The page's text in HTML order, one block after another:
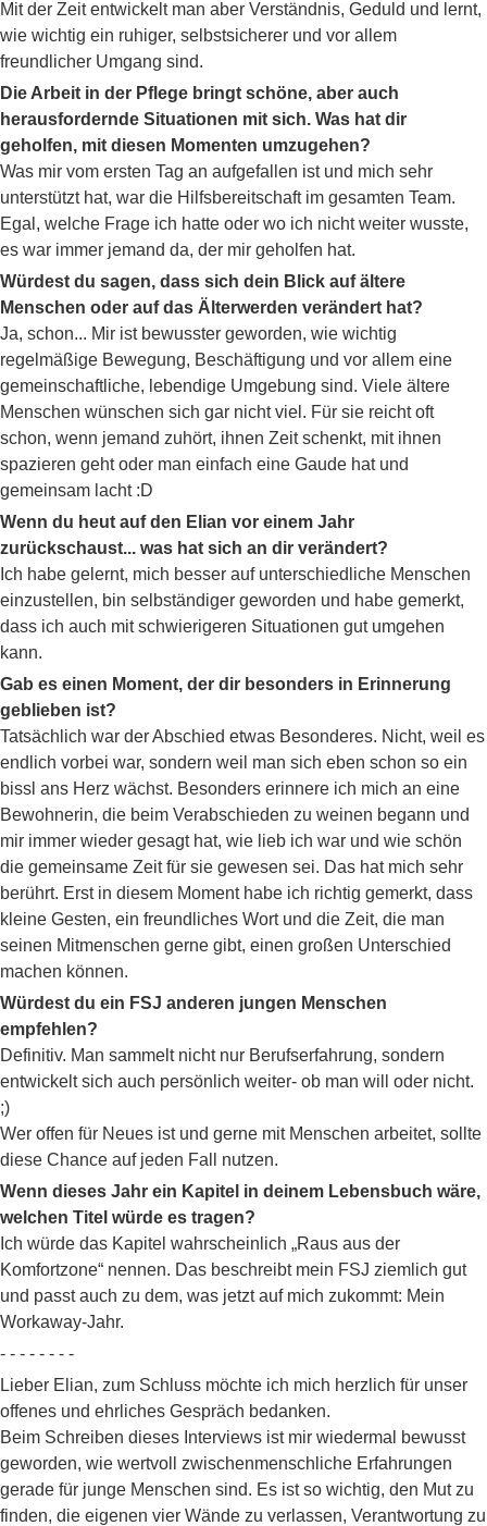
Mit der Zeit entwickelt man aber Verständnis, Geduld und lernt,
wie wichtig ein ruhiger, selbstsicherer und vor allem
freundlicher Umgang sind.
Die Arbeit in der Pflege bringt schöne, aber auch
herausfordernde Situationen mit sich. Was hat dir
geholfen, mit diesen Momenten umzugehen?
Was mir vom ersten Tag an aufgefallen ist und mich sehr
unterstützt hat, war die Hilfsbereitschaft im gesamten Team.
Egal, welche Frage ich hatte oder wo ich nicht weiter wusste,
es war immer jemand da, der mir geholfen hat.
Würdest du sagen, dass sich dein Blick auf ältere
Menschen oder auf das Älterwerden verändert hat?
Ja, schon... Mir ist bewusster geworden, wie wichtig
regelmäßige Bewegung, Beschäftigung und vor allem eine
gemeinschaftliche, lebendige Umgebung sind. Viele ältere
Menschen wünschen sich gar nicht viel. Für sie reicht oft
schon, wenn jemand zuhört, ihnen Zeit schenkt, mit ihnen
spazieren geht oder man einfach eine Gaude hat und
gemeinsam lacht :D
Wenn du heut auf den Elian vor einem Jahr
zurückschaust... was hat sich an dir verändert?
Ich habe gelernt, mich besser auf unterschiedliche Menschen
einzustellen, bin selbständiger geworden und habe gemerkt,
dass ich auch mit schwierigeren Situationen gut umgehen
kann.
Gab es einen Moment, der dir besonders in Erinnerung
geblieben ist?
Tatsächlich war der Abschied etwas Besonderes. Nicht, weil es
endlich vorbei war, sondern weil man sich eben schon so ein
bissl ans Herz wächst. Besonders erinnere ich mich an eine
Bewohnerin, die beim Verabschieden zu weinen begann und
mir immer wieder gesagt hat, wie lieb ich war und wie schön
die gemeinsame Zeit für sie gewesen sei. Das hat mich sehr
berührt. Erst in diesem Moment habe ich richtig gemerkt, dass
kleine Gesten, ein freundliches Wort und die Zeit, die man
seinen Mitmenschen gerne gibt, einen großen Unterschied
machen können.
Würdest du ein FSJ anderen jungen Menschen
empfehlen?
Definitiv. Man sammelt nicht nur Berufserfahrung, sondern
entwickelt sich auch persönlich weiter- ob man will oder nicht.
;)
Wer offen für Neues ist und gerne mit Menschen arbeitet, sollte
diese Chance auf jeden Fall nutzen.
Wenn dieses Jahr ein Kapitel in deinem Lebensbuch wäre,
welchen Titel würde es tragen?
Ich würde das Kapitel wahrscheinlich „Raus aus der
Komfortzone“ nennen. Das beschreibt mein FSJ ziemlich gut
und passt auch zu dem, was jetzt auf mich zukommt: Mein
Workaway-Jahr.
- - - - - - - -
Lieber Elian, zum Schluss möchte ich mich herzlich für unser
offenes und ehrliches Gespräch bedanken.
Beim Schreiben dieses Interviews ist mir wiedermal bewusst
geworden, wie wertvoll zwischenmenschliche Erfahrungen
gerade für junge Menschen sind. Es ist so wichtig, den Mut zu
finden, die eigenen vier Wände zu verlassen, Verantwortung zu